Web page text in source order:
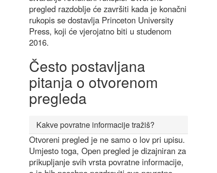
pregled razdoblje će završiti kada je konačni
rukopis se dostavlja Princeton University
Press, koji će vjerojatno biti u studenom
2016.
Često postavljana
pitanja o otvorenom
pregleda
Kakve povratne informacije tražiš?
Otvoreni pregled je ne samo o lov pri upisu.
Umjesto toga, Open pregled je dizajniran za
prikupljanje svih vrsta povratne informacije,